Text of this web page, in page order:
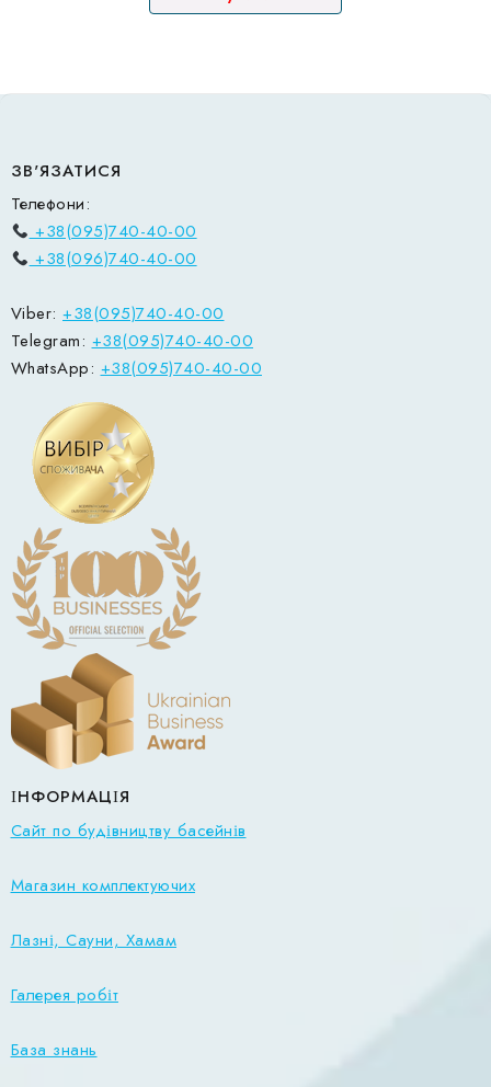
ЗВ'ЯЗАТИСЯ
Телефони:
+38(095)740-40-00
+38(096)740-40-00
Viber: +38(095)740-40-00
Telegram:+38(095)740-40-00
WhatsApp:+38(095)740-40-00
ІНФОРМАЦІЯ
Сайт по будівництву басейнів
Магазин комплектуючих
Лазні, Сауни, Хамам
Галерея робіт
База знань